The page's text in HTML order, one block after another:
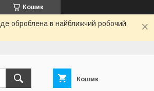
Кошик
оброблена в найближчий робочий
Кошик